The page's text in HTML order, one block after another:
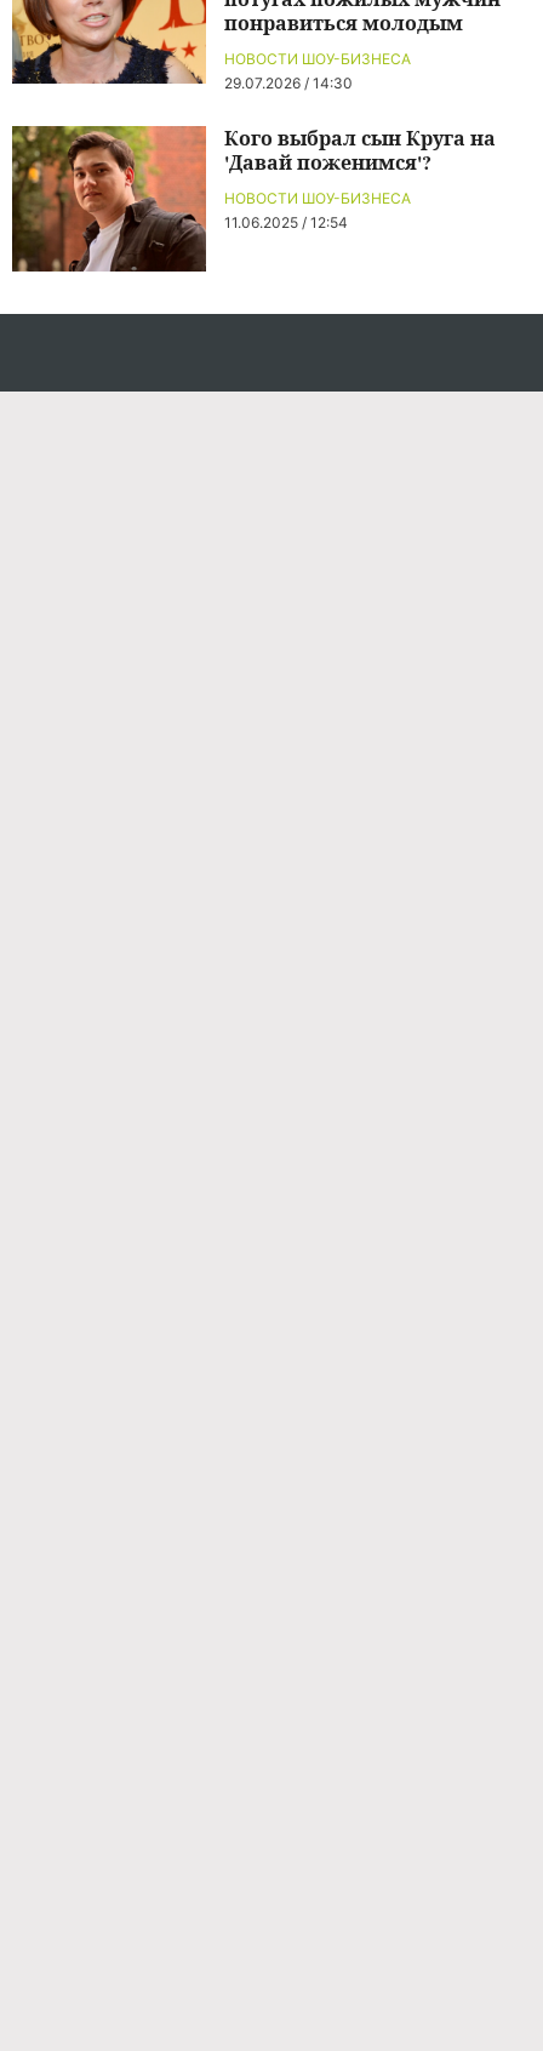
НОВОСТИ ШОУ-БИЗНЕСА
29.07.2026 / 14:30
понравиться молодым
НОВОСТИ ШОУ-БИЗНЕСА
11.06.2025 / 12:54
Кого выбрал сын Круга на
'Давай поженимся'?